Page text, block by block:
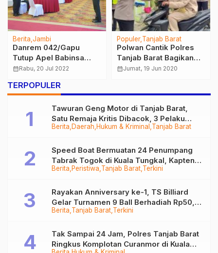
Berita Jambi
Danrem 042/Gapu
Tutup Apel Babinsa
Tahun 2022
calendar_monthRabu, 20 Jul 2022
Populer Tanjab Barat
Polwan Cantik Polres
Tanjab Barat Bagikan
Masker untuk Jamaah
calendar_monthJumat, 19 Jun 2020
TERPOPULER
Berita Daerah Hukum & Kriminal Tanjab Barat
Tawuran Geng Motor di Tanjab Barat,
Satu Remaja Kritis Dibacok, 3 Pelaku
Ditangkap
Berita Peristiwa Tanjab Barat Terkini
Speed Boat Bermuatan 24 Penumpang
Tabrak Togok di Kuala Tungkal, Kapten
Sempat Hilang
Berita Tanjab Barat Terkini
Rayakan Anniversary ke-1, TS Billiard
Gelar Turnamen 9 Ball Berhadiah Rp50,8
Juta
Tak Sampai 24 Jam, Polres Tanjab Barat
Ringkus Komplotan Curanmor di Kuala